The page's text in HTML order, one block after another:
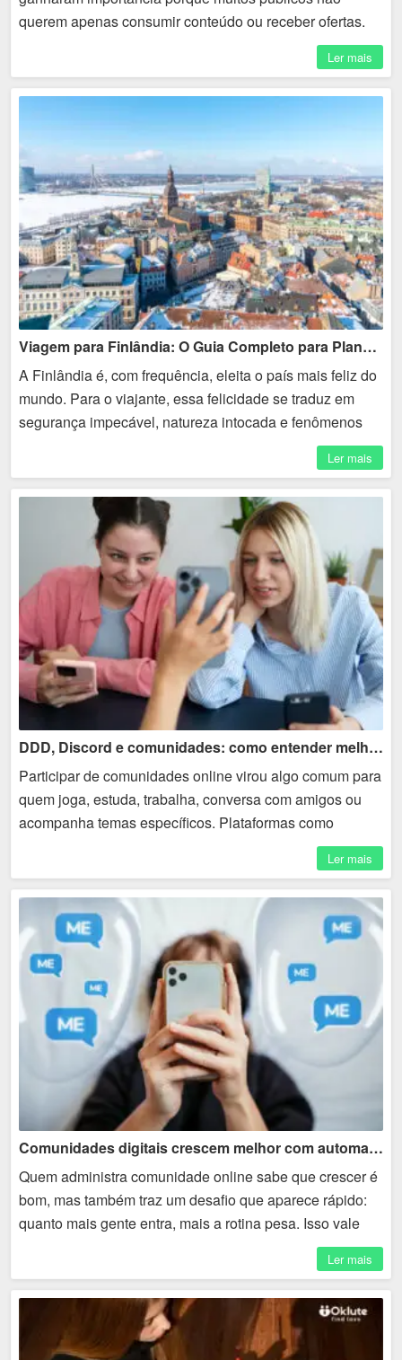
querem apenas consumir conteúdo ou receber ofertas.
Eles buscam espaços de troca, identificação, privacidade
Ler mais
Viagem para Finlândia: O Guia Completo para Planejar seu Roteiro
A Finlândia é, com frequência, eleita o país mais feliz do
mundo. Para o viajante, essa felicidade se traduz em
segurança impecável, natureza intocada e fenômenos
Ler mais
DDD, Discord e comunidades: como entender melhor contatos online
Participar de comunidades online virou algo comum para
quem joga, estuda, trabalha, conversa com amigos ou
acompanha temas específicos. Plataformas como
Discord permitem criar servidores, canais, salas de
Ler mais
Comunidades digitais crescem melhor com automação
Quem administra comunidade online sabe que crescer é
bom, mas também traz um desafio que aparece rápido:
quanto mais gente entra, mais a rotina pesa. Isso vale
para diferentes plataformas, inclusive ambientes...
Ler mais